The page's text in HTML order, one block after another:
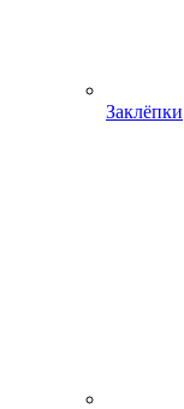
Заклёпки